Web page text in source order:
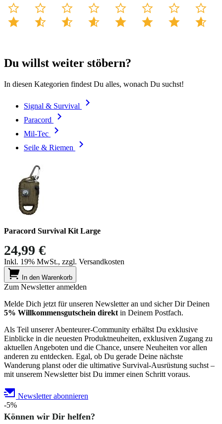
Du willst weiter stöbern?
In diesen Kategorien findest Du alles, wonach Du suchst!
Signal & Survival
Paracord
Mil-Tec
Seile & Riemen
Paracord Survival Kit Large
24,99 €
Inkl. 19% MwSt., zzgl. Versandkosten
In den Warenkorb
Zum Newsletter anmelden
Melde Dich jetzt für unseren Newsletter an und sicher Dir Deinen
5% Willkommensgutschein direkt in Deinem Postfach.
Als Teil unserer Abenteurer-Community erhältst Du exklusive
Einblicke in die neuesten Produktneuheiten, exklusiven Zugang zu
aktuellen Angeboten und die Chance, unsere Neuheiten vor allen
anderen zu entdecken. Egal, ob Du gerade Deine nächste
Wanderung planst oder die ultimative Survival-Ausrüstung suchst –
mit unserem Newsletter bist Du immer einen Schritt voraus.
Newsletter abonnieren
-5%
Können wir Dir helfen?